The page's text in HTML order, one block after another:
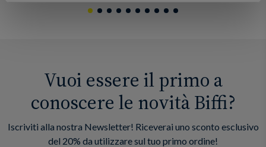
Vuoi essere il primo a
conoscere le novità Biffi?
Iscriviti alla nostra Newsletter! Riceverai uno sconto esclusivo
del 20% da utilizzare sul tuo primo ordine!